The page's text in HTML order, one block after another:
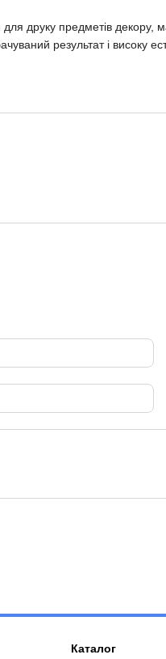
друку предметів декору,
результат і високу
Каталог